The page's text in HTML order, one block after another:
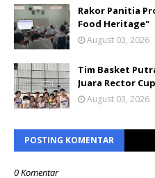
Rakor Panitia
Food Heritage"
August 03, 2026
Tim Basket
Juara Rector
August 03, 2026
POSTING KOMENTAR
0 Komentar